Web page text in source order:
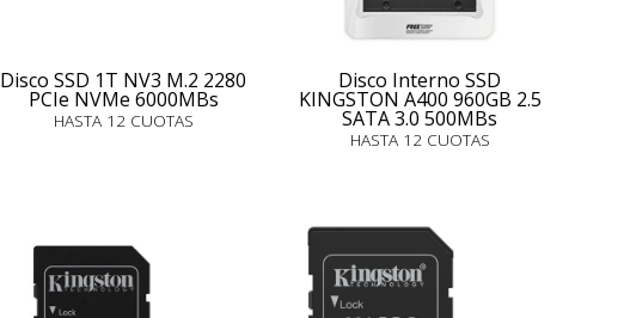
Disco SSD 1T NV3 M.2 2280
PCIe NVMe 6000MBs
HASTA 12 CUOTAS
Disco Interno SSD
KINGSTON A400 960GB 2.5
SATA 3.0 500MBs
HASTA 12 CUOTAS